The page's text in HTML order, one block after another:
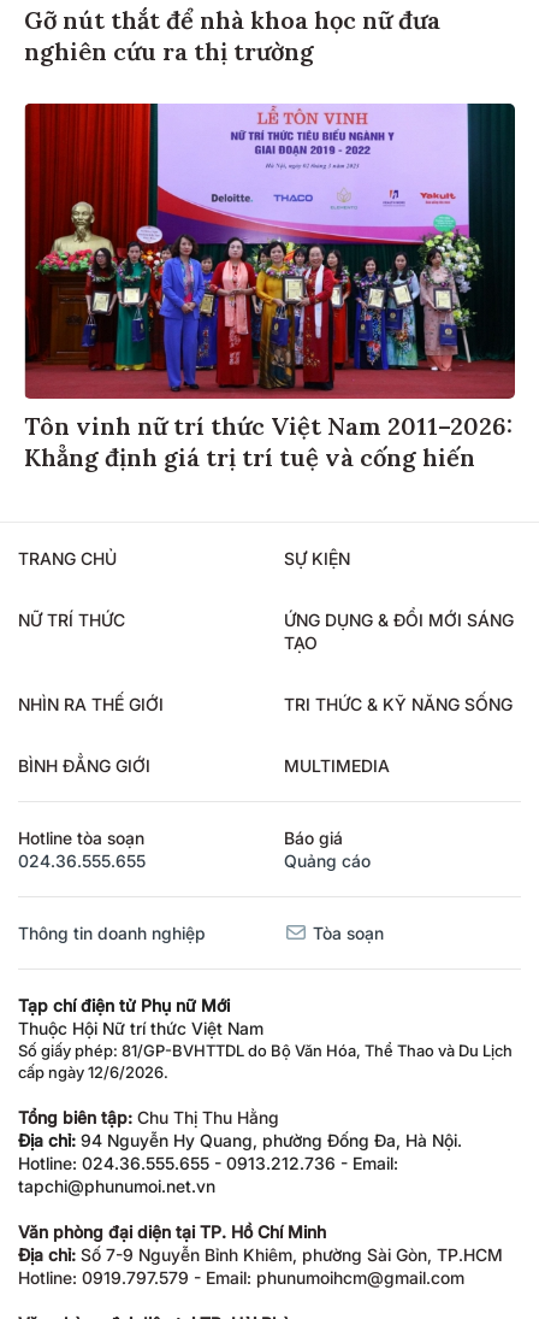
Gỡ nút thắt để nhà khoa học nữ đưa
nghiên cứu ra thị trường
Tôn vinh nữ trí thức Việt Nam 2011–2026:
Khẳng định giá trị trí tuệ và cống hiến
TRANG CHỦ SỰ KIỆN
NỮ TRÍ THỨC
ỨNG DỤNG & ĐỔI MỚI SÁNG
TẠO
NHÌN RA THẾ GIỚI TRI THỨC & KỸ NĂNG SỐNG
BÌNH ĐẲNG GIỚI MULTIMEDIA
Hotline tòa soạn
024.36.555.655
Báo giá
Quảng cáo
Thông tin doanh nghiệp Tòa soạn
Tạp chí điện tử Phụ nữ Mới
Thuộc Hội Nữ trí thức Việt Nam
Số giấy phép: 81/GP-BVHTTDL do Bộ Văn Hóa, Thể Thao và Du Lịch
cấp ngày 12/6/2026.
Tổng biên tập: Chu Thị Thu Hằng
Địa chỉ: 94 Nguyễn Hy Quang, phường Đống Đa, Hà Nội.
Hotline: 024.36.555.655 - 0913.212.736 - Email:
tapchi@phunumoi.net.vn
Văn phòng đại diện tại TP. Hồ Chí Minh
Địa chỉ: Số 7-9 Nguyễn Bỉnh Khiêm, phường Sài Gòn, TP.HCM
Hotline: 0919.797.579 - Email: phunumoihcm@gmail.com